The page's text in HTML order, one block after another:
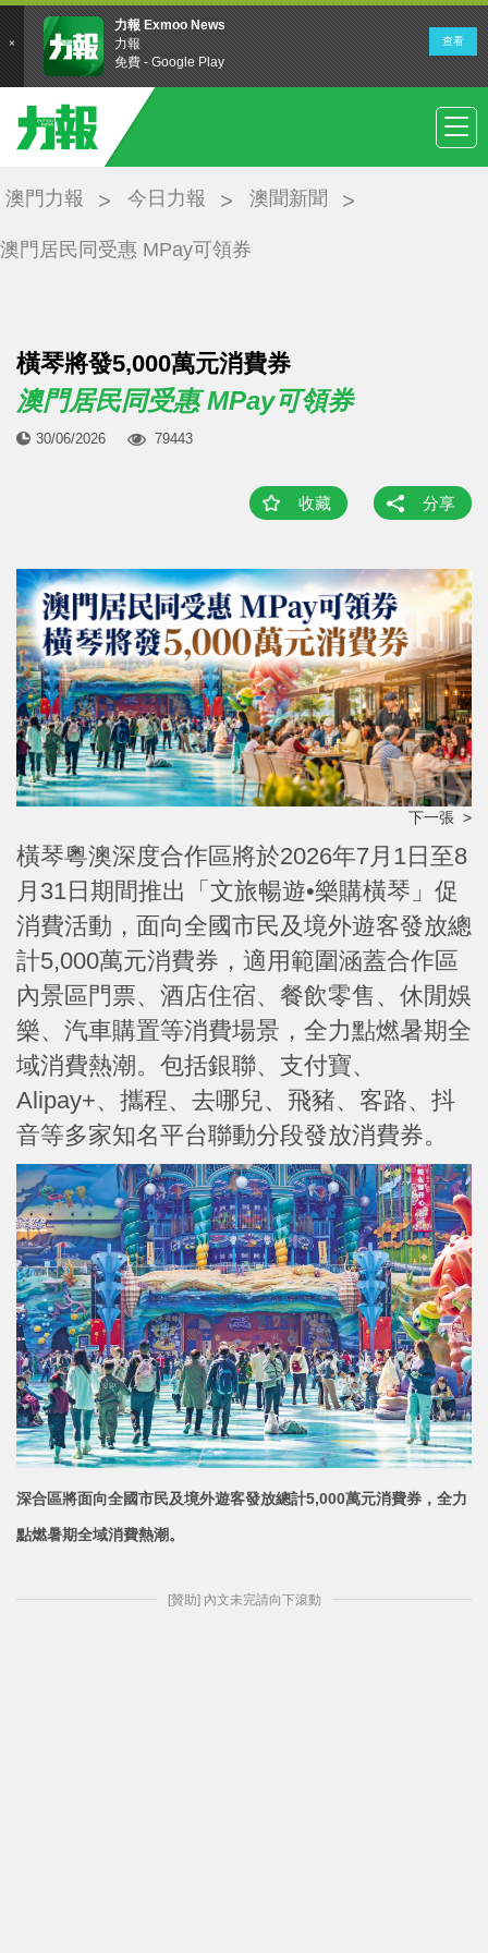
澳門力報 今日力報 澳聞新聞
澳門居民同受惠 MPay可領券
橫琴將發5,000萬元消費券
澳門居民同受惠 MPay可領券
30/06/2026 79443
收藏 分享
下一張 >
橫琴粵澳深度合作區將於2026年7月1日至8
月31日期間推出「文旅暢遊•樂購橫琴」促
消費活動，面向全國市民及境外遊客發放總
計5,000萬元消費券，適用範圍涵蓋合作區
內景區門票、酒店住宿、餐飲零售、休閒娛
樂、汽車購置等消費場景，全力點燃暑期全
域消費熱潮。包括銀聯、支付寶、
Alipay+、攜程、去哪兒、飛豬、客路、抖
音等多家知名平台聯動分段發放消費券。
深合區將面向全國市民及境外遊客發放總計5,000萬元消費券，全力
點燃暑期全域消費熱潮。
[贊助] 內文未完請向下滾動